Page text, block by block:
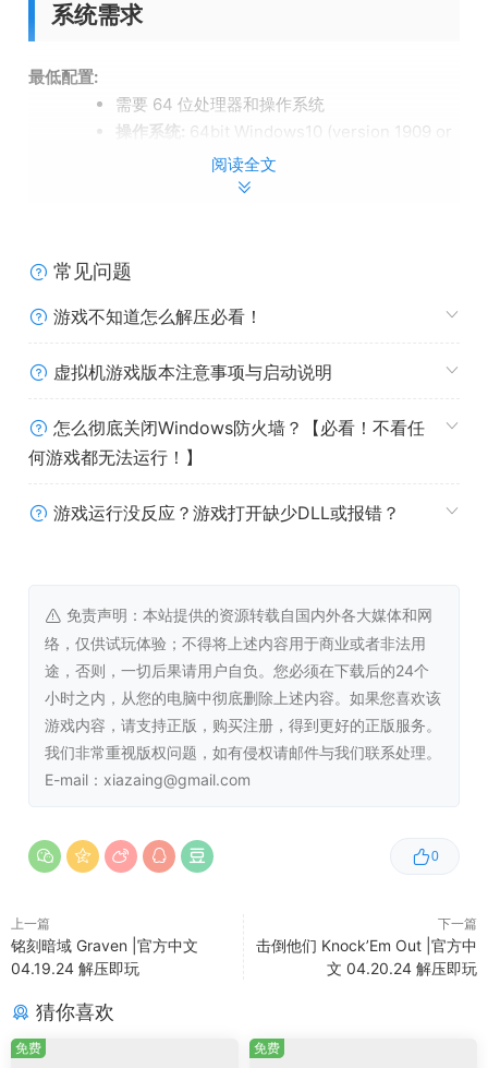
系统需求
最低配置:
需要 64 位处理器和操作系统
操作系统:
64bit Windows10 (version 1909 or
Core i7 4770K @3.5ghz / Ryzen 5
显卡:
DirectX 版本:12
附注事项:SSD Storage, *Please check Intel’s
motherboard requirements.
需要 64 位处理器和操作系统
2600
内存:16 GB RAM
显卡:GTX1080 / RX5600XT / Arc A750*
(VRAM 6GB or higher)
DirectX 版本:12
存储空间:需要 26 GB 可用空间
附注事项:SSD Storage, *Please check Intel’s
motherboard requirements.
阅读全文
常见问题
游戏不知道怎么解压必看！
虚拟机游戏版本注意事项与启动说明
怎么彻底关闭Windows防火墙？【必看！不看任
何游戏都无法运行！】
游戏运行没反应？游戏打开缺少DLL或报错？
免责声明：本站提供的资源转载自国内外各大媒体和网
络，仅供试玩体验；不得将上述内容用于商业或者非法用
途，否则，一切后果请用户自负。您必须在下载后的24个
小时之内，从您的电脑中彻底删除上述内容。如果您喜欢该
游戏内容，请支持正版，购买注册，得到更好的正版服务。
我们非常重视版权问题，如有侵权请邮件与我们联系处理。
E-mail：xiazaing@gmail.com
0
上一篇
铭刻暗域 Graven |官方中文
04.19.24 解压即玩
下一篇
击倒他们 Knock’Em Out |官方中
文 04.20.24 解压即玩
猜你喜欢
免费 免费